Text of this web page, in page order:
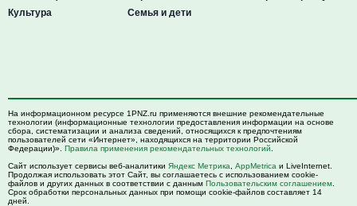
Культура
Семья и дети
На информационном ресурсе 1PNZ.ru применяются внешние рекомендательные
технологии (информационные технологии предоставления информации на основе
сбора, систематизации и анализа сведений, относящихся к предпочтениям
пользователей сети «Интернет», находящихся на территории Российской
Федерации)». Правила применения рекомендательных технологий
Сайт использует сервисы веб-аналитики Яндекс Метрика AppMetrica и LiveInternet.
Продолжая использовать этот Сайт, вы соглашаетесь с использованием cookie-
файлов и других данных в соответствии с данным Пользовательским соглашением
Срок обработки персональных данных при помощи cookie-файлов составляет 14
дней.